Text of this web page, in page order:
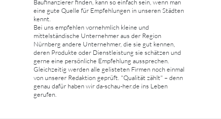
Baufinanzierer finden, kann so einfach sein, wenn man
eine gute Quelle für Empfehlungen in unseren Städten
kennt.
Bei uns empfehlen vornehmlich kleine und
mittelständische Unternehmer aus der Region
Nürnberg andere Unternehmer, die sie gut kennen,
deren Produkte oder Dienstleistung sie schätzen und
gerne eine persönliche Empfehlung aussprechen.
Gleichzeitig werden alle gelisteten Firmen noch einmal
von unserer Redaktion geprüft. "Qualität zählt" – denn
genau dafür haben wir da-schau-her.de ins Leben
gerufen.